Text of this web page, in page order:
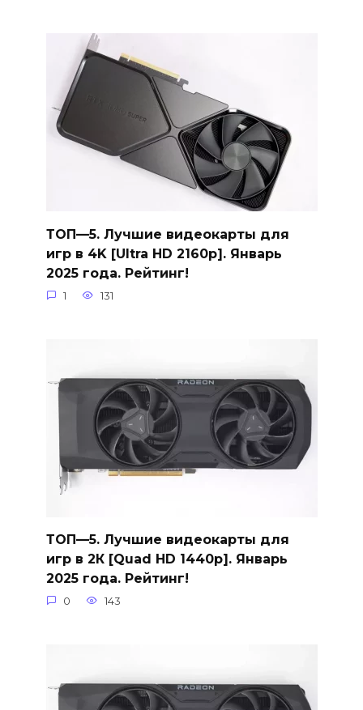
ТОП—5. Лучшие видеокарты для
игр в 4K [Ultra HD 2160p]. Январь
2025 года. Рейтинг!
1 131
ТОП—5. Лучшие видеокарты для
игр в 2К [Quad HD 1440p]. Январь
2025 года. Рейтинг!
0 143